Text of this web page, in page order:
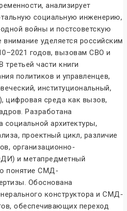
анализирует
социальную инженерию,
войны и постсоветскую
уделяется российским
годов, вызовам СВО и
части книги
политиков и управленцев,
институциональный,
цифровая среда как вызов,
Разработана
социальной архитектуры,
проектный цикл, различие
организационно-
и метапредметный
понятие СМД-
Обоснована
конструктора и СМД-
обеспечивающих переход